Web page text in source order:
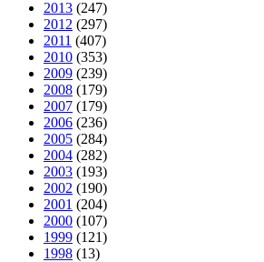
2013 (247)
2012 (297)
2011 (407)
2010 (353)
2009 (239)
2008 (179)
2007 (179)
2006 (236)
2005 (284)
2004 (282)
2003 (193)
2002 (190)
2001 (204)
2000 (107)
1999 (121)
1998 (13)